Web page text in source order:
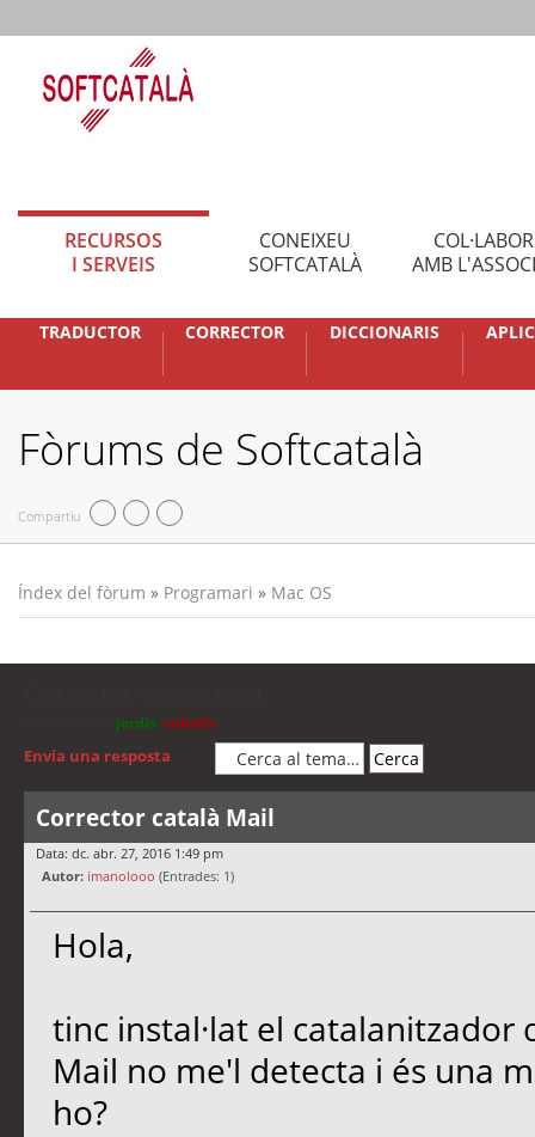
RECURSOS
I SERVEIS
CONEIXEU
SOFTCATALÀ
AMB
TRADUCTOR CORRECTOR DICCIONARIS
Fòrums de Softcatalà
Compartiu
Índex del fòrum » Programari » Mac OS
jordis cubells
Envia una resposta
Corrector català Mail
Data: dc. abr. 27, 2016 1:49 pm
Autor: imanolooo (Entrades: 1)
Hola,
tinc instal·lat el catalanitzador
Mail no me'l detecta i és una
ho?